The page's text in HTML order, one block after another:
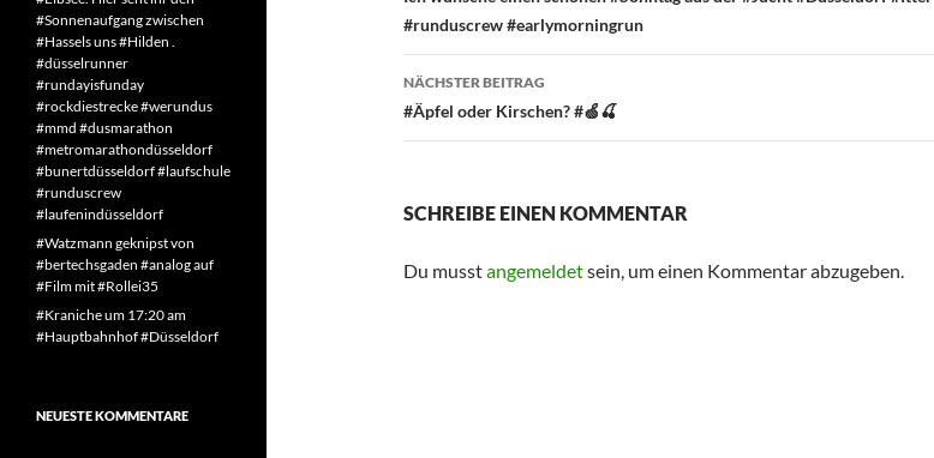
#runduscrew #earlymorningrun
NÄCHSTER BEITRAG
#Äpfel oder Kirschen? #🍏🍒
SCHREIBE EINEN KOMMENTAR
Du musstangemeldetsein, um einen Kommentar abzugeben.
#Sonnenaufgang zwischen
#Hassels uns #Hilden .
#düsselrunner
#rundayisfunday
#rockdiestrecke #werundus
#mmd #dusmarathon
#metromarathondüsseldorf
#bunertdüsseldorf #laufschule
#runduscrew
#laufenindüsseldorf
#Watzmann geknipst von
#bertechsgaden #analog auf
#Film mit #Rollei35
#Kraniche um 17:20 am
#Hauptbahnhof #Düsseldorf
NEUESTE KOMMENTARE